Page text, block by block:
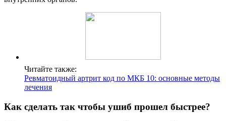
Читайте также:
Ревматоидный артрит код по МКБ 10: основные методы
лечения
Как сделать так чтобы ушиб прошел быстрее?